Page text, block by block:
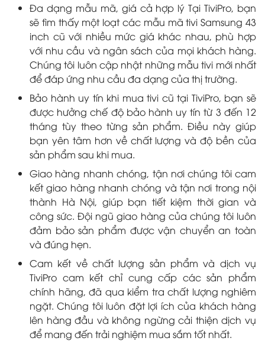
Đa dạng mẫu mã, giá cả hợp lý Tại TiviPro, bạn
sẽ tìm thấy một loạt các mẫu mã tivi Samsung 43
inch cũ với nhiều mức giá khác nhau, phù hợp
với nhu cầu và ngân sách của mọi khách hàng.
Chúng tôi luôn cập nhật những mẫu tivi mới nhất
để đáp ứng nhu cầu đa dạng của thị trường.
Bảo hành uy tín khi mua tivi cũ tại TiviPro, bạn sẽ
được hưởng chế độ bảo hành uy tín từ 3 đến 12
tháng tùy theo từng sản phẩm. Điều này giúp
bạn yên tâm hơn về chất lượng và độ bền của
sản phẩm sau khi mua.
Giao hàng nhanh chóng, tận nơi chúng tôi cam
kết giao hàng nhanh chóng và tận nơi trong nội
thành Hà Nội, giúp bạn tiết kiệm thời gian và
công sức. Đội ngũ giao hàng của chúng tôi luôn
đảm bảo sản phẩm được vận chuyển an toàn
và đúng hẹn.
Cam kết về chất lượng sản phẩm và dịch vụ
TiviPro cam kết chỉ cung cấp các sản phẩm
chính hãng, đã qua kiểm tra chất lượng nghiêm
ngặt. Chúng tôi luôn đặt lợi ích của khách hàng
lên hàng đầu và không ngừng cải thiện dịch vụ
để mang đến trải nghiệm mua sắm tốt nhất.